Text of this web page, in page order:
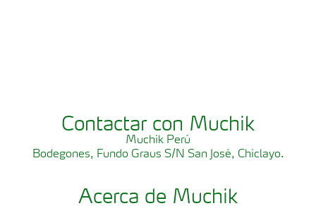
Contactar con Muchik
Muchik Perú
Bodegones, Fundo Graus S/N San José, Chiclayo.
Acerca de Muchik